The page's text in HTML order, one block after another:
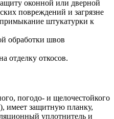
оконной или дверной
повреждений и загрязне
примыкание штукатурки к
обработки швов
отделку откосов.
погодо- и щелочестойкого
имеет защитную планку,
уплотнитель и